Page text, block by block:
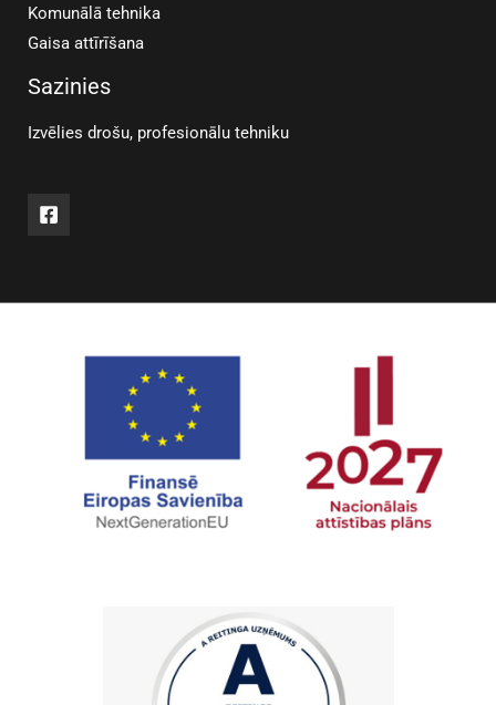
Komunālā tehnika
Gaisa attīrīšana
Sazinies
Izvēlies drošu, profesionālu tehniku